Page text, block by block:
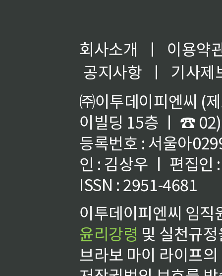
회사소개 ㅣ
이용약
공지사항
ㅣ
기사제
㈜이투데이피엔씨 (
이빌딩 15층 ㅣ ☎
등록번호 : 서울아
인 : 김상우 ㅣ 편집인
ISSN : 2951-4681
이투데이피엔씨 임
윤리강령 및 실천규
브라보 마이 라이프